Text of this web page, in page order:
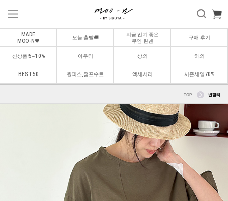
MADE
MOO-N🖤
오늘 출발🚚
지금 입기 좋은
무엔 린넨
구매 후기
신상품 5~10% 아우터 상의 하의
BEST 50 원피스,점프수트 액세서리 시즌세일70%
TOP 반팔티